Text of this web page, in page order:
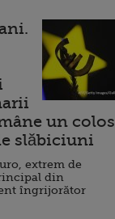
un colos
slăbiciuni
extrem de
din
îngrijorător